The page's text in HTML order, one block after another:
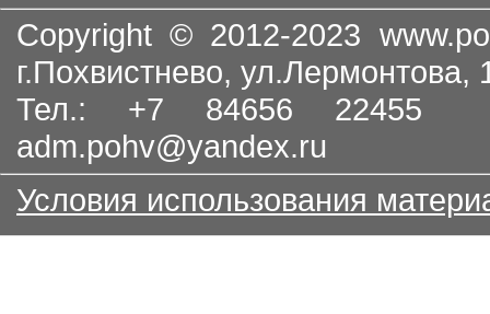
Copyright © 2012-2023
г.Похвистнево, ул.Лермонтова,
Тел.: +7 84656
adm.pohv@yandex.ru
Условия использования